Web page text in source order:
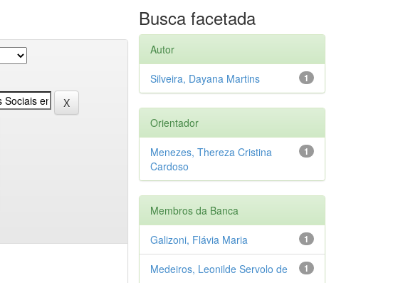
Busca facetada
Autor
1
Silveira, Dayana Martins
Orientador
1
Menezes, Thereza Cristina
Cardoso
Membros da Banca
1
Galizoni, Flávia Maria
1
Medeiros, Leonilde Servolo de